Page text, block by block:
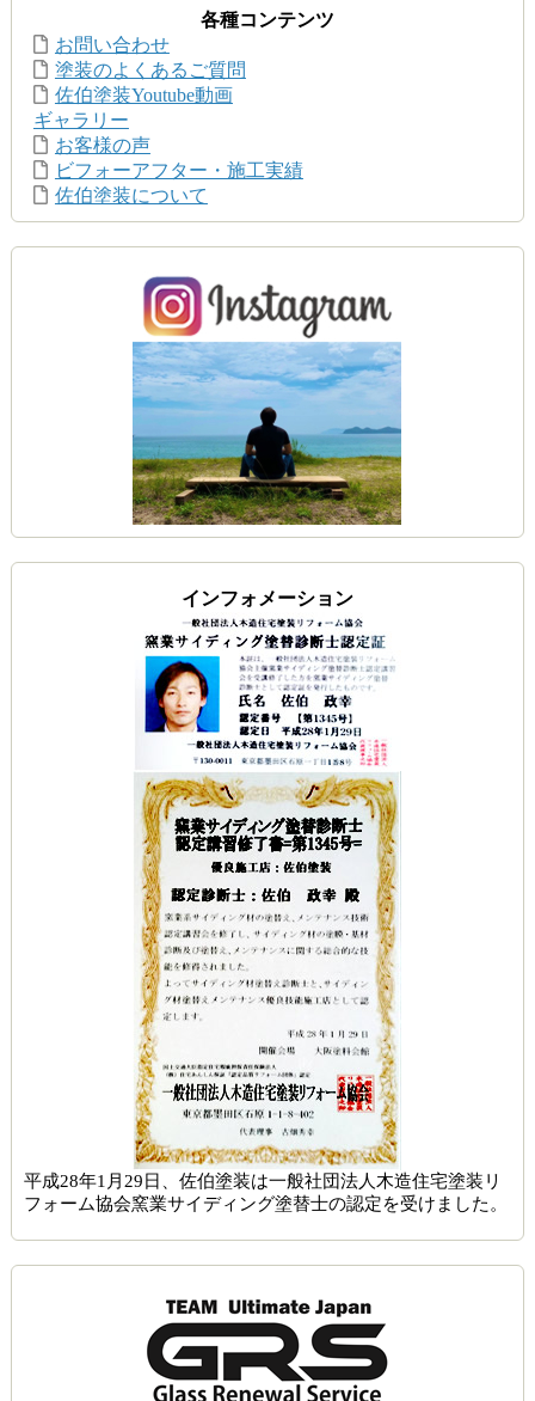
各種コンテンツ
お問い合わせ
塗装のよくあるご質問
佐伯塗装Youtube動画
ギャラリー
お客様の声
ビフォーアフター・施工実績
佐伯塗装について
インフォメーション
平成28年1月29日、佐伯塗装は一般社団法人木造住宅塗装リ
フォーム協会窯業サイディング塗替士の認定を受けました。